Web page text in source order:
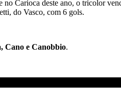
Carioca deste ano, o tricolor
do Vasco, com 6 gols.
Cano e Canobbio.